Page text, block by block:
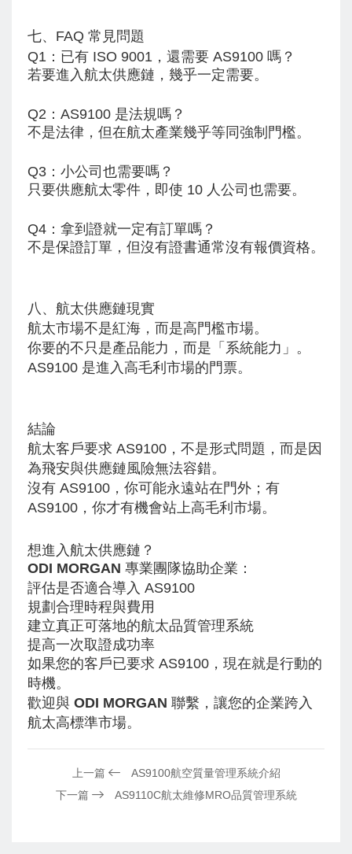
七、FAQ 常見問題
Q1：已有 ISO 9001，還需要 AS9100 嗎？
若要進入航太供應鏈，幾乎一定需要。
Q2：AS9100 是法規嗎？
不是法律，但在航太產業幾乎等同強制門檻。
Q3：小公司也需要嗎？
只要供應航太零件，即使 10 人公司也需要。
Q4：拿到證就一定有訂單嗎？
不是保證訂單，但沒有證書通常沒有報價資格。
八、航太供應鏈現實
航太市場不是紅海，而是高門檻市場。
你要的不只是產品能力，而是「系統能力」。
AS9100 是進入高毛利市場的門票。
結論
航太客戶要求 AS9100，不是形式問題，而是因
為飛安與供應鏈風險無法容錯。
沒有 AS9100，你可能永遠站在門外；有
AS9100，你才有機會站上高毛利市場。
想進入航太供應鏈？
ODI MORGAN 專業團隊協助企業：
評估是否適合導入 AS9100
規劃合理時程與費用
建立真正可落地的航太品質管理系統
提高一次取證成功率
如果您的客戶已要求 AS9100，現在就是行動的
時機。
歡迎與 ODI MORGAN 聯繫，讓您的企業跨入
航太高標準市場。
上一篇
AS9100航空質量管理系統介紹
下一篇
AS9110C航太維修MRO品質管理系統